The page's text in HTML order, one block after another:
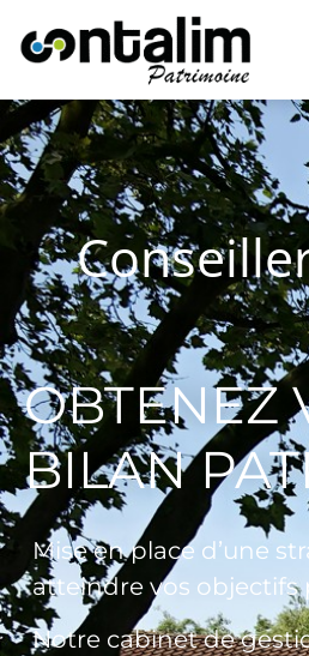
OBTENEZ
BILAN
Mise en place d’une
atteindre vos objectifs
Notre cabinet de